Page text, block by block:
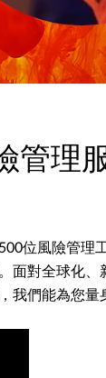
管理
位風險管理
面對全球化、
我們能為您量